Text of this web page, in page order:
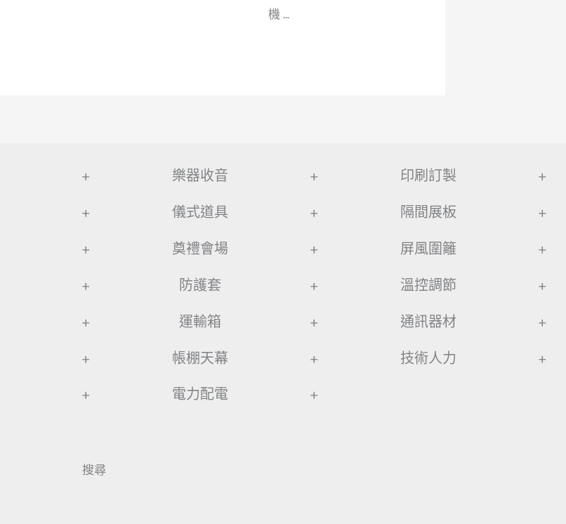
機 ...
+
+
+
+
+
+
+
樂器收音 +
儀式道具 +
奠禮會場 +
防護套 +
運輸箱 +
帳棚天幕 +
電力配電 +
印刷訂製 +
隔間展板 +
屏風圍籬 +
溫控調節 +
通訊器材 +
技術人力 +
搜尋